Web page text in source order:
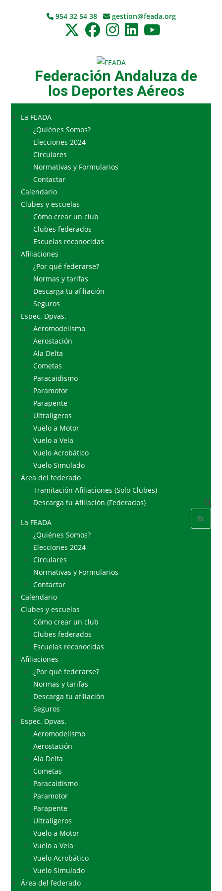
954 32 54 38 gestion@feada.org
Federación Andaluza de
los Deportes Aéreos
La FEADA
¿Quiénes Somos?
Elecciones 2024
Circulares
Normativas y Formularios
Contactar
Calendario
Clubes y escuelas
Cómo crear un club
Clubes federados
Escuelas reconocidas
Afiliaciones
¿Por qué federarse?
Normas y tarifas
Descarga tu afiliación
Seguros
Espec. Dpvas.
Aeromodelismo
Aerostación
Ala Delta
Cometas
Paracaidismo
Paramotor
Parapente
Ultraligeros
Vuelo a Motor
Vuelo a Vela
Vuelo Acrobático
Vuelo Simulado
Área del federado
Tramitación Afiliaciones (Solo Clubes)
Descarga tu Afiliación (Federados)
La FEADA
¿Quiénes Somos?
Elecciones 2024
Circulares
Normativas y Formularios
Contactar
Calendario
Clubes y escuelas
Cómo crear un club
Clubes federados
Escuelas reconocidas
Afiliaciones
¿Por qué federarse?
Normas y tarifas
Descarga tu afiliación
Seguros
Espec. Dpvas.
Aeromodelismo
Aerostación
Ala Delta
Cometas
Paracaidismo
Paramotor
Parapente
Ultraligeros
Vuelo a Motor
Vuelo a Vela
Vuelo Acrobático
Vuelo Simulado
Área del federado